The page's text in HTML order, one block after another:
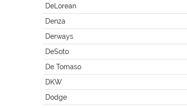
DeLorean
Denza
Derways
DeSoto
De Tomaso
DKW
Dodge